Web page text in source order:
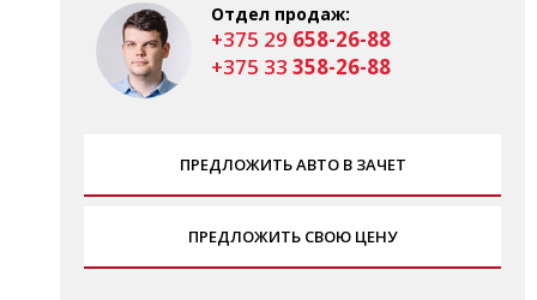
Отдел продаж:
+375 29 658-26-88
+375 33 358-26-88
ПРЕДЛОЖИТЬ АВТО В ЗАЧЕТ
ПРЕДЛОЖИТЬ СВОЮ ЦЕНУ